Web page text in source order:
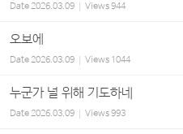
Date2026.03.09 Views944
오보에
Date2026.03.09 Views 1044
누군가 널 위해 기도하네
Date2026.03.09 Views993